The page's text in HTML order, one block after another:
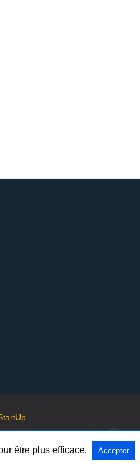
View Non-AMP Version
être plus efficace. Accepter